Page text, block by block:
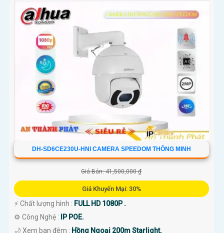
DH-SD6CE230U-HNI CAMERA SPEEDOM THÔNG MINH
Giá Bán: 41,500,000 ₫
Giá Khuyến Mại: 30%
️⚡ Chất lượng hình : FULL HD 1080P .
⚙ Công Nghệ :
IP POE.
🌙 Xem ban đêm : Hồng Ngoại 200m Starlight.